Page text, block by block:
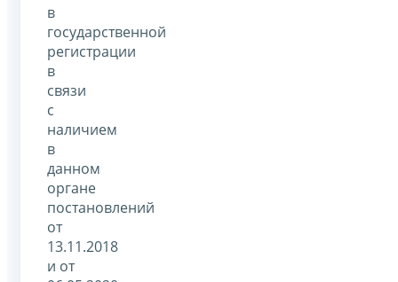
в
государственной
регистрации
в
связи
с
наличием
в
данном
органе
постановлений
от
13.11.2018
и от